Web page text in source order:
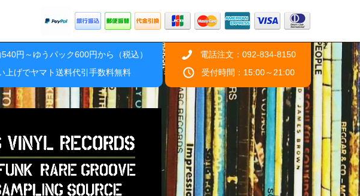
円～ゆうパック600円から（税込）
上げでヤマト送料代引手数料無料
電話注文：092-834-8150
受付時間：15:00～21:00